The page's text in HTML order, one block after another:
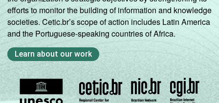
efforts to monitor the building of information and knowledge
societies. Cetic.br’s scope of action includes Latin America
and the Portuguese-speaking countries of Africa.
Learn about our work